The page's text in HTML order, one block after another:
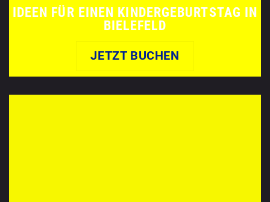
IDEEN FÜR EINEN KINDERGEBURTSTAG IN
BIELEFELD
JETZT BUCHEN